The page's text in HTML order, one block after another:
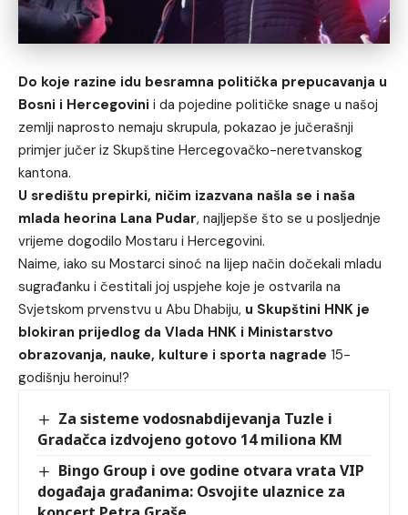
Do koje razine idu besramna politička prepucavanja u
Bosni i Hercegovini i da pojedine političke snage u našoj
zemlji naprosto nemaju skrupula, pokazao je jučerašnji
primjer jučer iz Skupštine Hercegovačko-neretvanskog
kantona.
U središtu prepirki, ničim izazvana našla se i naša
mlada heorina Lana Pudar, najljepše što se u posljednje
vrijeme dogodilo Mostaru i Hercegovini.
Naime, iako su Mostarci sinoć na lijep način dočekali mladu
sugrađanku i čestitali joj uspjehe koje je ostvarila na
Svjetskom prvenstvu u Abu Dhabiju, u Skupštini HNK je
blokiran prijedlog da Vlada HNK i Ministarstvo
obrazovanja, nauke, kulture i sporta nagrade 15-
godišnju heroinu!?
Za sisteme vodosnabdijevanja Tuzle i
Gradačca izdvojeno gotovo 14 miliona KM
Bingo Group i ove godine otvara vrata VIP
događaja građanima: Osvojite ulaznice za